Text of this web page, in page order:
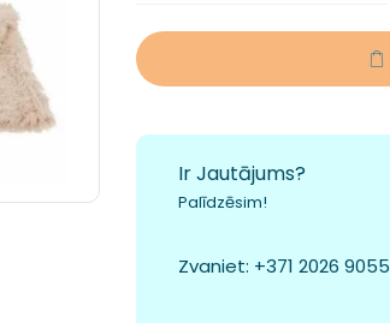
Ir Jautājums?
Palīdzēsim!
Zvaniet: +371 2026 9055